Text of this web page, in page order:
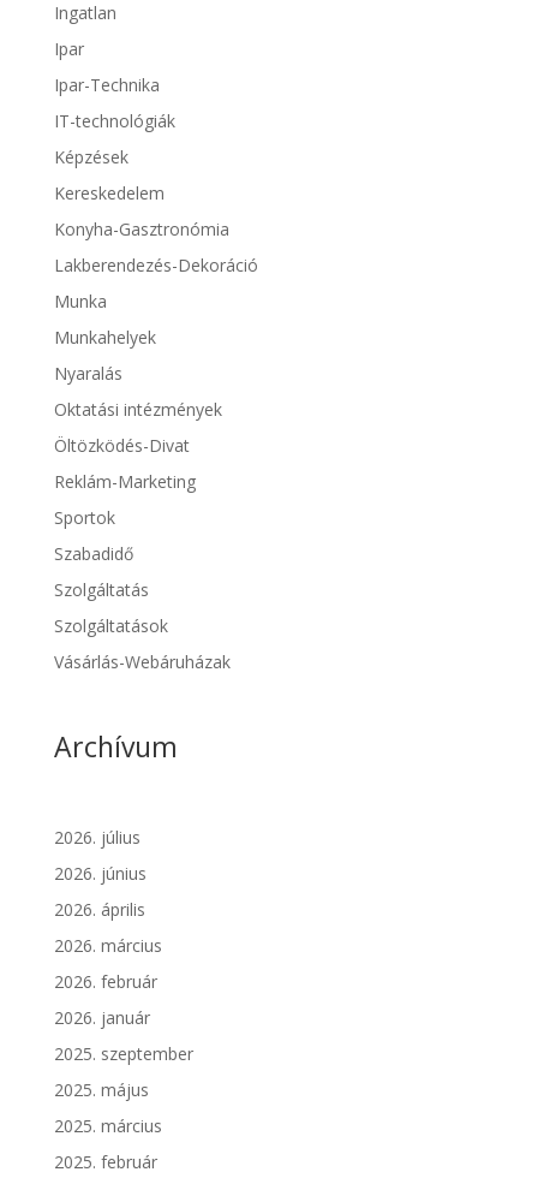
Ingatlan
Ipar
Ipar-Technika
IT-technológiák
Képzések
Kereskedelem
Konyha-Gasztronómia
Lakberendezés-Dekoráció
Munka
Munkahelyek
Nyaralás
Oktatási intézmények
Öltözködés-Divat
Reklám-Marketing
Sportok
Szabadidő
Szolgáltatás
Szolgáltatások
Vásárlás-Webáruházak
Archívum
2026. július
2026. június
2026. április
2026. március
2026. február
2026. január
2025. szeptember
2025. május
2025. március
2025. február